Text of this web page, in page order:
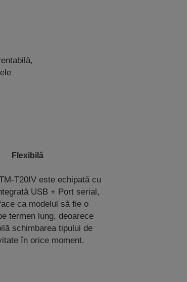
Flexibilă
T20IV este echipată cu
USB + Port serial,
ca modelul să fie o
termen lung, deoarece
schimbarea tipului de
în orice moment.